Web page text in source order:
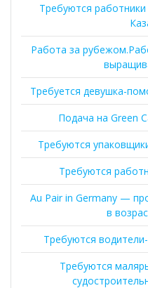
Требуются
Работа за
Требуется девушка-
Подача на Green
Требуются
Требуются
Au Pair in Germany —
в
Требуются
Требуются